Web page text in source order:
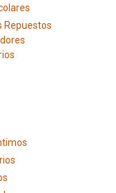
Repuestos